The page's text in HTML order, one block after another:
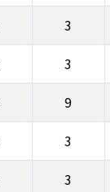
3
3
9
3
3